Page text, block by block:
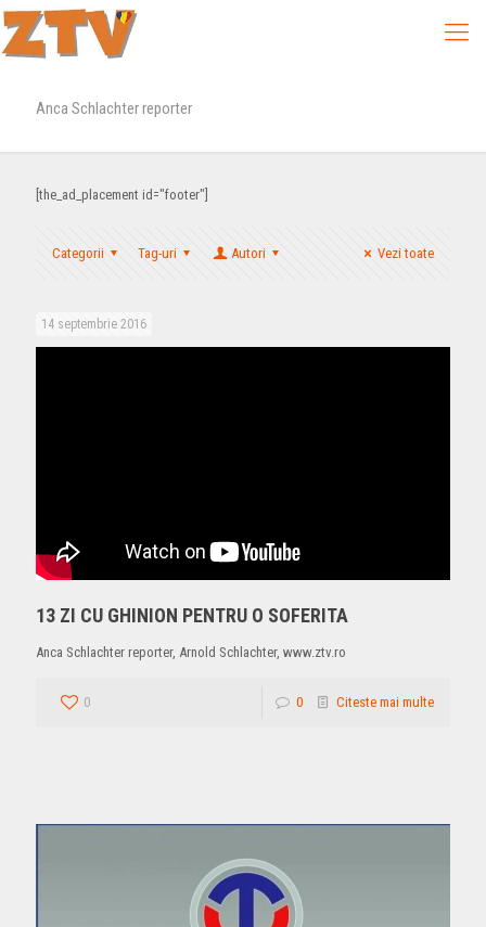
Anca Schlachter reporter
[the_ad_placement id="footer"]
Categorii Tag-uri Autori Vezi toate
14 septembrie 2016
13 ZI CU GHINION PENTRU O SOFERITA
Anca Schlachter reporter, Arnold Schlachter, www.ztv.ro
0 0 Citeste mai multe